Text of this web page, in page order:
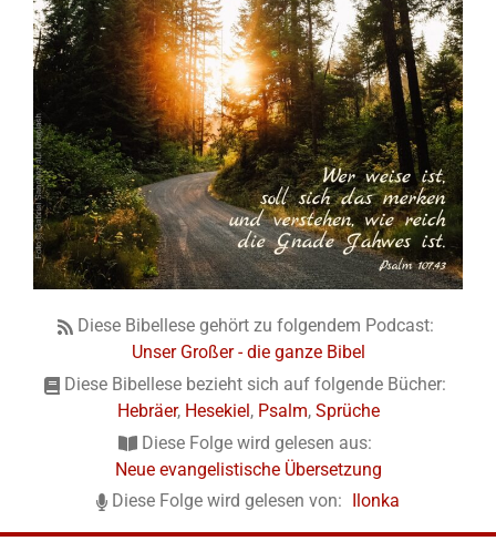
Diese Bibellese gehört zu folgendem Podcast:
Unser Großer - die ganze Bibel
Diese Bibellese bezieht sich auf folgende Bücher:
Hebräer, Hesekiel, Psalm, Sprüche
Diese Folge wird gelesen aus:
Neue evangelistische Übersetzung
Diese Folge wird gelesen von:
Ilonka